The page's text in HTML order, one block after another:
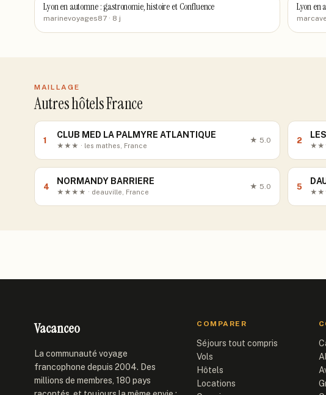
Lyon en automne : gastronomie, histoire et Confluence
marinevoyages87 · 8 j
Lyon en
MAILLAGE
Autres hôtels France
1
CLUB MED LA PALMYRE ATLANTIQUE
★★★ · les mathes, France
★ 5.0 2
★★★
4
NORMANDY BARRIERE
★★★★ · deauville, France
★ 5.0 5
★★★
Vacanceo
La communauté voyage
francophone depuis 2004. Des
millions de membres, 180 pays
COMPARER
Séjours tout compris
Vols
Hôtels
Locations